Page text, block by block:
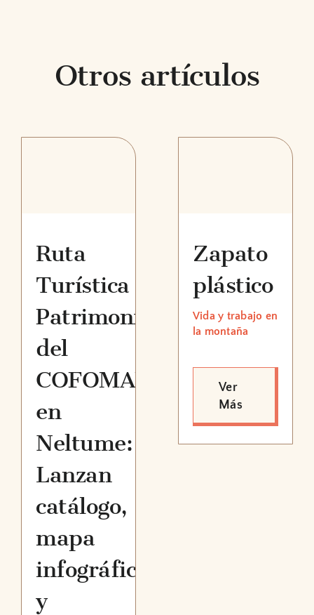
Otros artículos
Ruta
Turística
Patrimonial
del
COFOMAP
en
Neltume:
Lanzan
catálogo,
mapa
infográfico
y
Zapato
plástico
Vida y trabajo en
la montaña
Ver
Más